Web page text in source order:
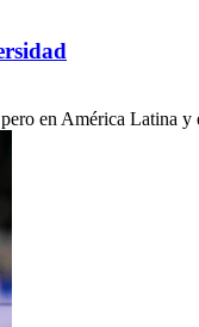
en América Latina